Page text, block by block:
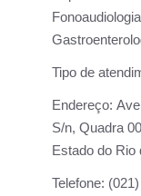
Tipo de
Endereço:
S/n, Quadra
Estado do Rio
Telefone: